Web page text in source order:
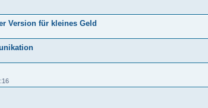
Version für kleines Geld